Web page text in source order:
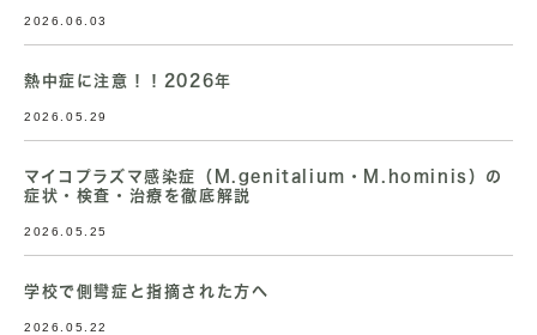
2026.06.03
熱中症に注意！！2026年
2026.05.29
マイコプラズマ感染症（M.genitalium・M.hominis）の
症状・検査・治療を徹底解説
2026.05.25
学校で側彎症と指摘された方へ
2026.05.22